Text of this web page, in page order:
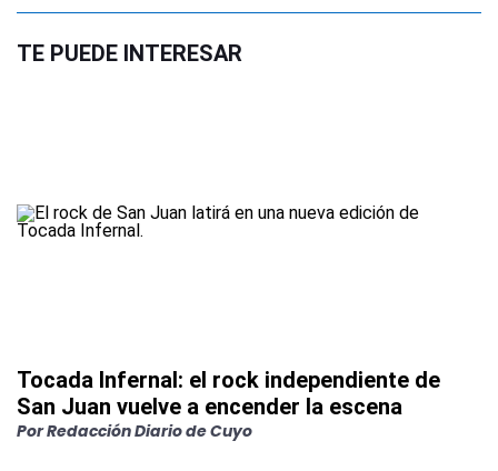
TE PUEDE INTERESAR
Tocada Infernal: el rock independiente de
San Juan vuelve a encender la escena
PorRedacción Diario de Cuyo